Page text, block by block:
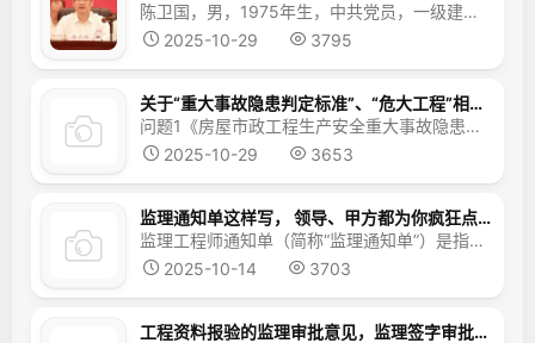
陈卫国，男，1975年生，中共党员，一级建造师、教授级高级工程师，现任第十四届全国人大代表，中国建筑第三工程局有限公司党委书记、董事长，中建铁路投资建设集团有限公司董事长。1997年7月毕业于南京建筑工程学院（今南京工业大学），获工学学士学位；2009年毕业于武汉大学，获工程管理硕士学位。1997年07月参加工作，历任中建三局一公司广州天河区东风广场项目钢筋...
2025-10-29
3795
关于“重大事故隐患判定标准”、“危大工程”相关问题，住建部最新答复汇总
问题1《房屋市政工程生产安全重大事故隐患判定标准（2024版）》第九条第五款“高处作业吊篮超载使用，或安全锁失效、安全绳（用于挂设安全带）未独立悬挂”，如果施工现场设置了独立的安全绳，工人自己未悬挂，属于此款所述的情况吗？（咨询日期：2025-09-12）回复：一、关于条款内容的界定《房屋市政工程生产安全重大事故隐患判定标准（2024...
2025-10-29
3653
监理通知单这样写， 领导、甲方都为你疯狂点赞
监理工程师通知单（简称“监理通知单”）是指监理工程师在检查承包单位在施工过程中发现的问题后，用通知单这一书面形式通知承包单位并要求其进行整改，整改后再报监理工程师复查。《建设工程监理规范》中5.4.11条规定：“对施工过程中出现的质量缺陷，专业监理工程师应及时下达监理通知单，要求承包单位整改，并检查整改结果”。...
2025-10-14
3703
工程资料报验的监理审批意见，监理签字审批意见标准版